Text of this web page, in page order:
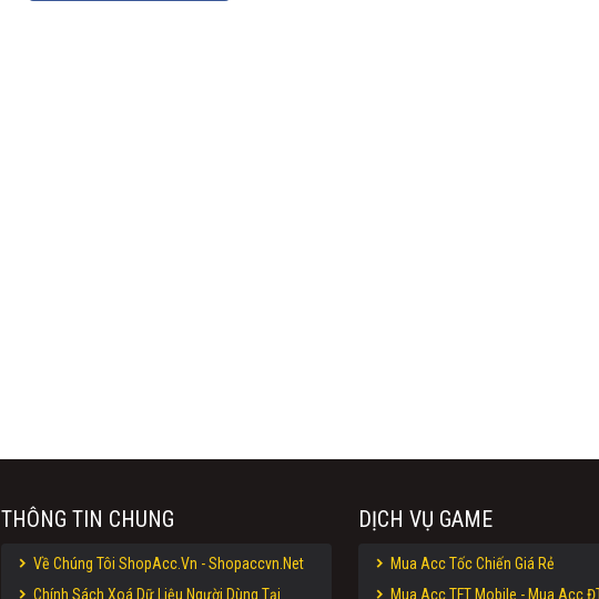
THÔNG TIN CHUNG
Về Chúng Tôi ShopAcc.Vn - Shopaccvn.Net
Chính Sách Xoá Dữ Liệu Người Dùng Tại
DỊCH VỤ GAME
Mua Acc Tốc Chiến Giá Rẻ
Mua Acc TFT Mobile - Mua Acc